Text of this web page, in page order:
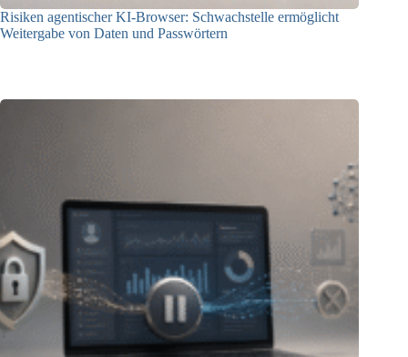
Risiken agentischer KI-Browser: Schwachstelle ermöglicht
Weitergabe von Daten und Passwörtern